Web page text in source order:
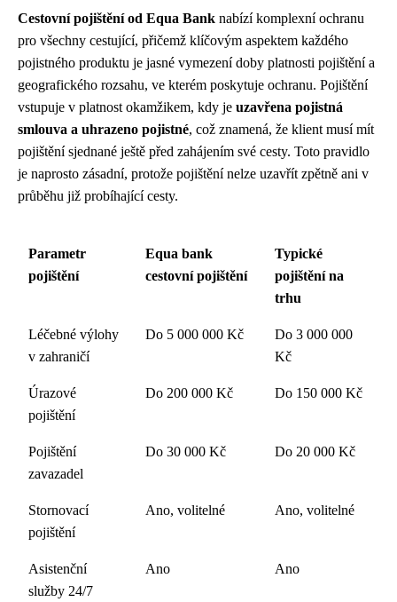
Cestovní pojištění od Equa Bank nabízí komplexní ochranu
pro všechny cestující, přičemž klíčovým aspektem každého
pojistného produktu je jasné vymezení doby platnosti pojištění a
geografického rozsahu, ve kterém poskytuje ochranu. Pojištění
vstupuje v platnost okamžikem, kdy je uzavřena pojistná
smlouva a uhrazeno pojistné, což znamená, že klient musí mít
pojištění sjednané ještě před zahájením své cesty. Toto pravidlo
je naprosto zásadní, protože pojištění nelze uzavřít zpětně ani v
průběhu již probíhající cesty.
Parametr
pojištění
Equa bank
cestovní pojištění
Typické
pojištění na
trhu
Léčebné výlohy
v zahraničí
Do 5 000 000 Kč
Do 3 000 000
Kč
Úrazové
pojištění
Do 200 000 Kč Do 150 000 Kč
Pojištění
zavazadel
Do 30 000 Kč Do 20 000 Kč
Stornovací
pojištění
Ano, volitelné Ano, volitelné
Asistenční
služby 24/7
Ano Ano